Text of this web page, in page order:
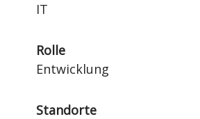
IT
Rolle
Entwicklung
Standorte